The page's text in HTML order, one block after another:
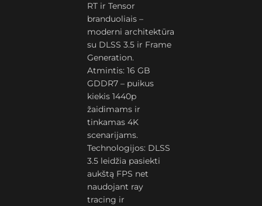
RT ir Tensor
branduoliais –
moderni architektūra
su DLSS 3.5 ir Frame
Generation.
Atmintis: 16 GB
GDDR7 – puikus
kiekis 1440p
žaidimams ir
tinkamas 4K
scenarijams.
Technologijos: DLSS
3.5 leidžia pasiekti
aukštą FPS net
naudojant ray
tracing ir